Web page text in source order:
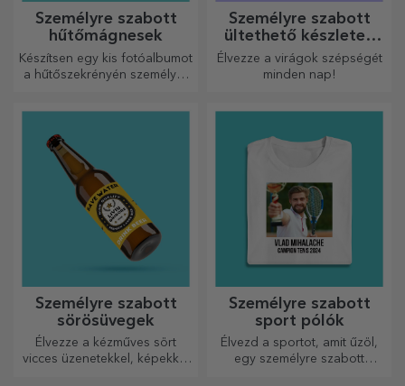
Személyre szabott
hűtőmágnesek
Készítsen egy kis fotóalbumot
a hűtőszekrényén személyre
Személyre szabott
ültethető készletek
ajándékba
Élvezze a virágok szépségét
minden nap!
Személyre szabott
sörösüvegek
Élvezze a kézműves sört
vicces üzenetekkel, képekkel
Személyre szabott
sport pólók
Élvezd a sportot, amit űzöl,
egy személyre szabott